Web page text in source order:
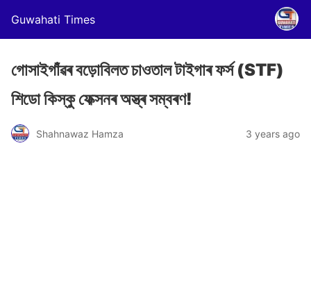
Guwahati Times
গোসাইগাঁৱৰ বড়োবিলত চাওতাল টাইগাৰ ফৰ্স (STF)
শিডো কিস্কু ফেক্সনৰ অস্ত্ৰ সম্বৰণ!
Shahnawaz Hamza 3 years ago